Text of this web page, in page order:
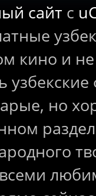
сайт с
кино и
но